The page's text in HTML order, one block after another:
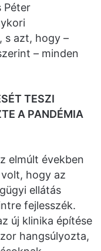
Péter
s azt, hogy –
– minden
TESZI
A PANDÉMIA
elmúlt években
hogy az
ellátás
fejlesszék.
új klinika építése
hangsúlyozta,